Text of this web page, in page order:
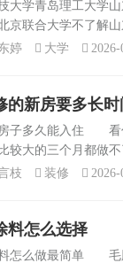
大学青岛理工大学
京联合大学不了解
理工大学两所学校
婷 大学 2026-
的新房要多长
子多久能入住 看
较大的三个月都做
一般至少等一个月
枝 装修 2026-
料怎么选择
怎么做最简单 毛